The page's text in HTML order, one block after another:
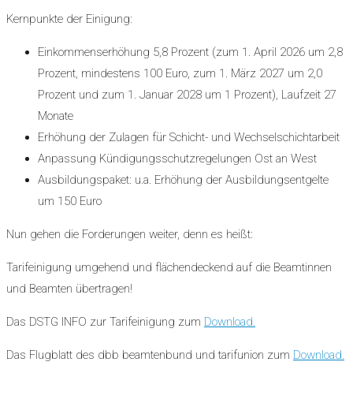
Kernpunkte der Einigung:
Einkommenserhöhung 5,8 Prozent (zum 1. April 2026 um 2,8
Prozent, mindestens 100 Euro, zum 1. März 2027 um 2,0
Prozent und zum 1. Januar 2028 um 1 Prozent), Laufzeit 27
Monate
Erhöhung der Zulagen für Schicht- und Wechselschichtarbeit
Anpassung Kündigungsschutzregelungen Ost an West
Ausbildungspaket: u.a. Erhöhung der Ausbildungsentgelte
um 150 Euro
Nun gehen die Forderungen weiter, denn es heißt:
Tarifeinigung umgehend und flächendeckend auf die Beamtinnen
und Beamten übertragen!
Das DSTG INFO zur Tarifeinigung zum Download.
Das Flugblatt des dbb beamtenbund und tarifunion zum Download.